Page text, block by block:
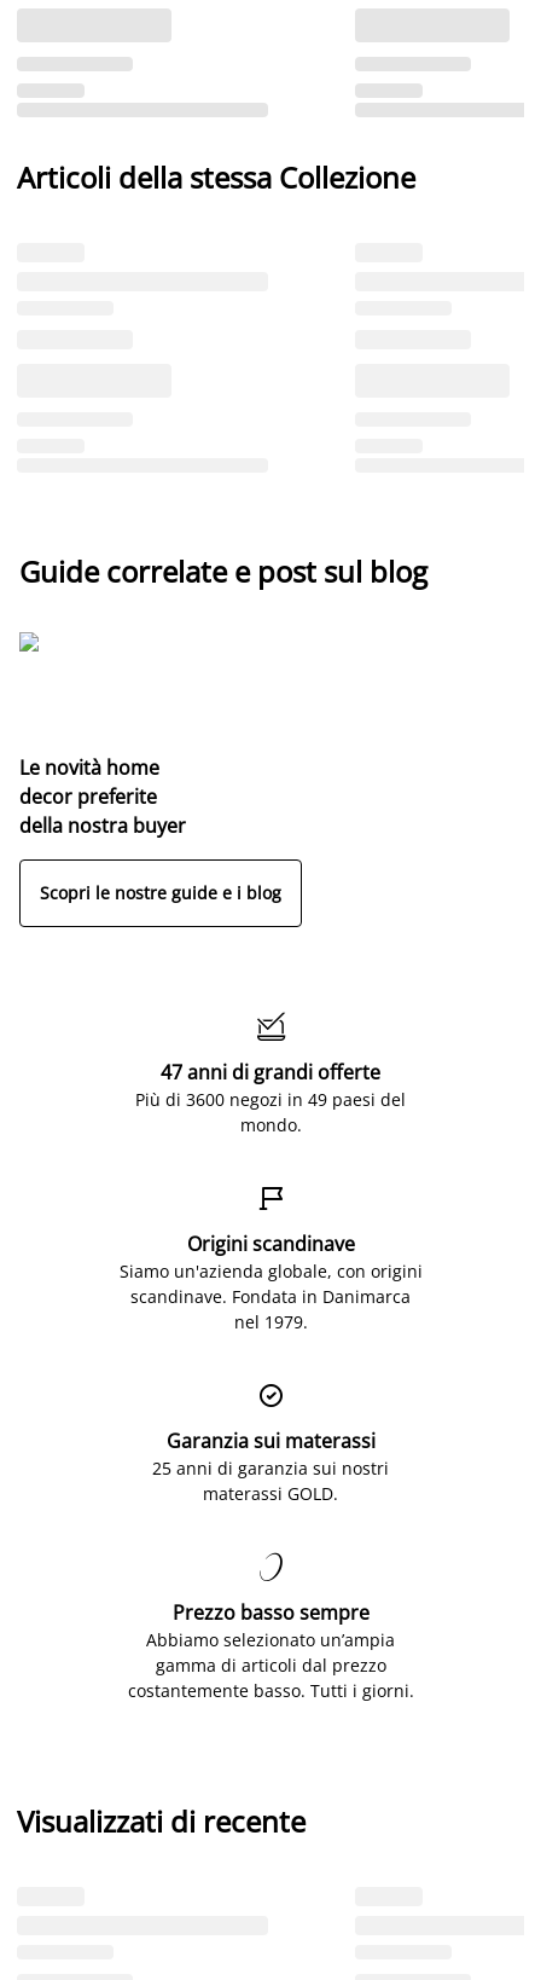
Articoli della stessa Collezione
Guide correlate e post sul blog
Le novità home
decor preferite
della nostra buyer
Scopri le nostre guide e i blog

47 anni di grandi offerte
Più di 3600 negozi in 49 paesi del
mondo.

Origini scandinave
Siamo un'azienda globale, con origini
scandinave. Fondata in Danimarca
nel 1979.

Garanzia sui materassi
25 anni di garanzia sui nostri
materassi GOLD.

Prezzo basso sempre
Abbiamo selezionato un’ampia
gamma di articoli dal prezzo
costantemente basso. Tutti i giorni.
Visualizzati di recente